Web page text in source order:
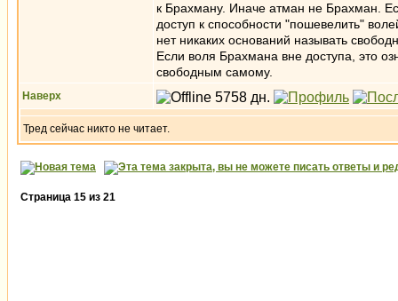
к Брахману. Иначе атман не Брахман.
доступ к способности "пошевелить"
нет никаких оснований называть
Если воля Брахмана вне доступа, это
свободным самому.
Наверх
Тред сейчас никто не читает.
Страница 15 из 21